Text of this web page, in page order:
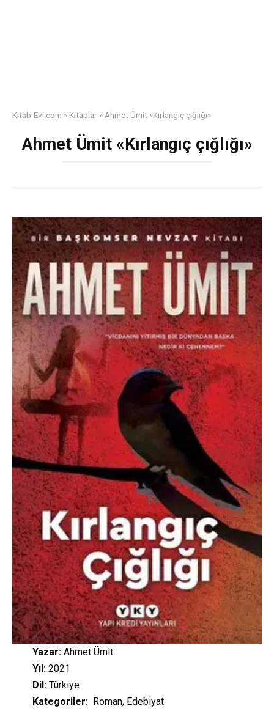
Kitab-Evi.com » Kitaplar » Ahmet Ümit «Kırlangıç çığlığı»
Ahmet Ümit «Kırlangıç çığlığı»
Yazar:Ahmet Ümit
Yıl:2021
Dil:Türkiye
Kategoriler:Roman, Edebiyat